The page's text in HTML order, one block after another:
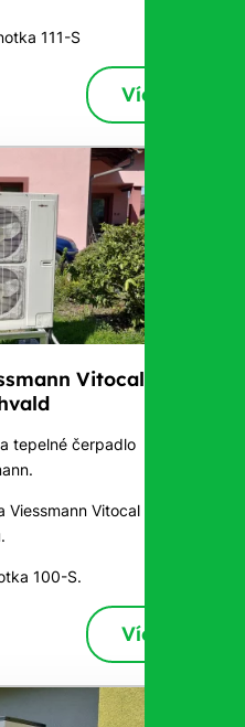
111-S
Více
Vitocal 100-
tepelné čerpadlo
Vitocal 100-S
100-S.
Více